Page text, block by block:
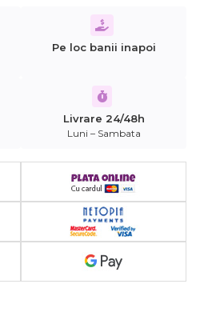
Pe loc banii inapoi
Livrare 24/48h
Luni – Sambata